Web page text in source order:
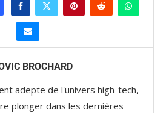
BROCHARD
adepte de l'univers high-tech,
plonger dans les dernières